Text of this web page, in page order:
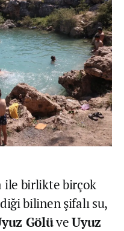
ile birlikte birçok
bilinen şifalı su,
GölüveUyuz